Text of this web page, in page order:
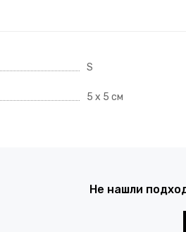
S
5 х 5 см
Не нашли